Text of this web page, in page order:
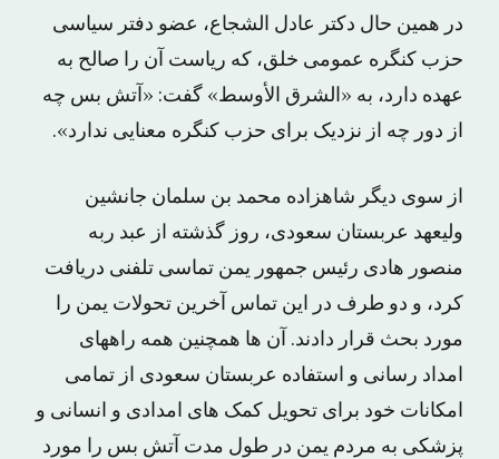
در همین حال دکتر عادل الشجاع، عضو دفتر سیاسی
حزب کنگره عمومی خلق، که ریاست آن را صالح به
عهده دارد، به «الشرق الأوسط» گفت: «آتش بس چه
از دور چه از نزدیک برای حزب کنگره معنایی ندارد».
از سوی دیگر شاهزاده محمد بن سلمان جانشین
ولیعهد عربستان سعودی، روز گذشته از عبد ربه
منصور هادی رئیس جمهور یمن تماسی تلفنی دریافت
کرد، و دو طرف در این تماس آخرین تحولات یمن را
مورد بحث قرار دادند. آن ها همچنین همه راههای
امداد رسانی و استفاده عربستان سعودی از تمامی
امکانات خود برای تحویل کمک های امدادی و انسانی و
پزشکی به مردم یمن در طول مدت آتش بس را مورد